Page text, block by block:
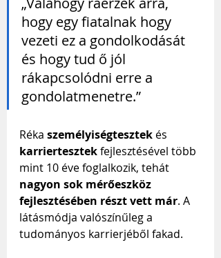
hogy egy fiatalnak hogy
vezeti ez a gondolkodását
és hogy tud ő jól
rákapcsolódni erre a
gondolatmenetre.”
Réka személyiségtesztek és
karriertesztek fejlesztésével több
mint 10 éve foglalkozik, tehát
nagyon sok mérőeszköz
fejlesztésében részt vett már. A
látásmódja valószínűleg a
tudományos karrierjéből fakad.